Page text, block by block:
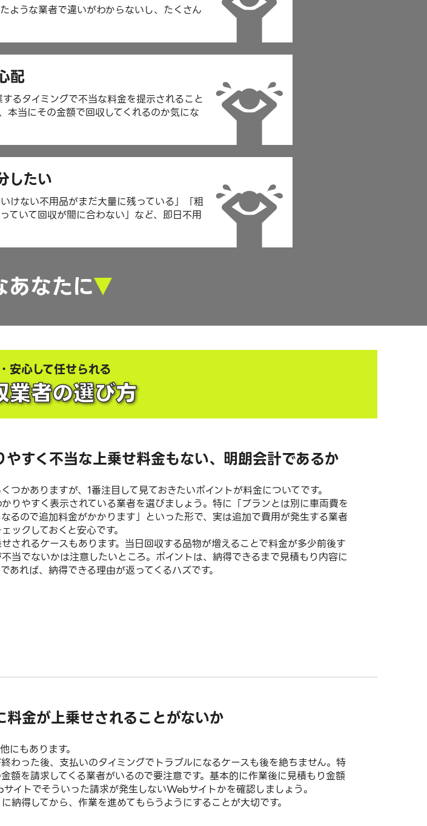
ような業者で違いがわからないし、たくさん
配
るタイミングで不当な料金を提示されること
当にその金額で回収してくれるのか気にな
したい
けない不用品がまだ大量に残っている」「粗
ていて回収が間に合わない」など、即日不用
あなたに
安心して任せられる
業者の選び方
やすく不当な上乗せ料金もない、明朗会計であるか
つかありますが、1番注目して見ておきたいポイントが料金についてです。
りやすく表示されている業者を選びましょう。特に「プランとは別に車両費を
るので追加料金がかかります」といった形で、実は追加で費用が発生する業者
ックしておくと安心です。
されるケースもあります。当日回収する品物が増えることで料金が多少前後す
当でないかは注意したいところ。ポイントは、納得できるまで見積もり内容に
あれば、納得できる理由が返ってくるハズです。
料金が上乗せされることがないか
にもあります。
わった後、支払いのタイミングでトラブルになるケースも後を絶ちません。特
額を請求してくる業者がいるので要注意です。基本的に作業後に見積もり金額
イトでそういった請求が発生しないWebサイトかを確認しましょう。
納得してから、作業を進めてもらうようにすることが大切です。